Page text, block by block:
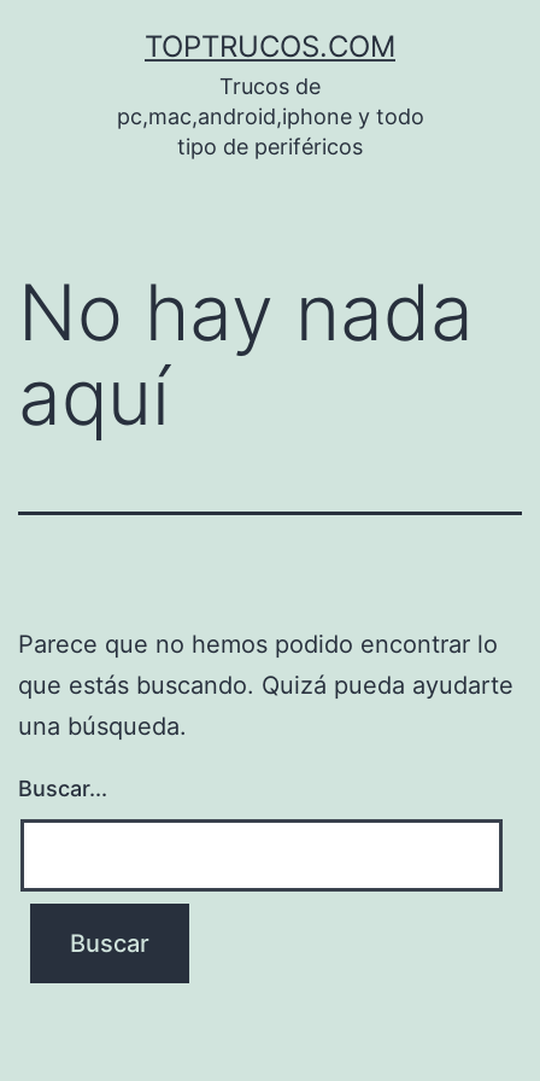
TOPTRUCOS.COM
Trucos de
pc,mac,android,iphone y todo
tipo de periféricos
No hay nada
aquí
Parece que no hemos podido encontrar lo
que estás buscando. Quizá pueda ayudarte
una búsqueda.
Buscar...